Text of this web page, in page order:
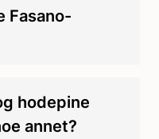
Fasano-
hodepine
annet?